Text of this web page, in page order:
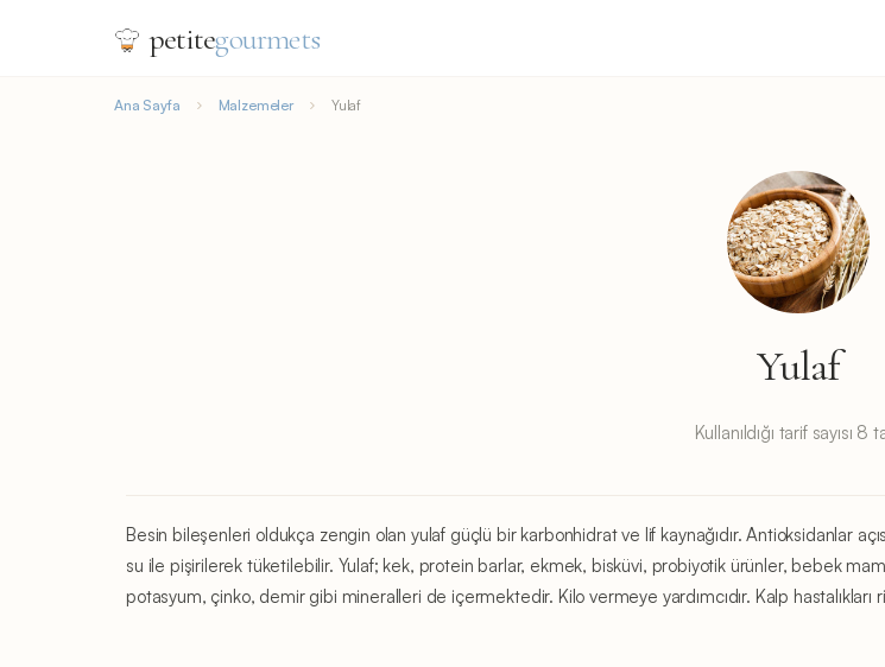
petitegourmets
Ana Sayfa Malzemeler Yulaf
Yulaf
Kullanıldığı tarif sayısı 8
Besin bileşenleri oldukça zengin olan yulaf güçlü bir karbonhidrat ve lif kaynağıdır. Antioksidanlar
su ile pişirilerek tüketilebilir. Yulaf; kek, protein barlar, ekmek, bisküvi, probiyotik ürünler, bebek
potasyum, çinko, demir gibi mineralleri de içermektedir. Kilo vermeye yardımcıdır. Kalp hastalıkları